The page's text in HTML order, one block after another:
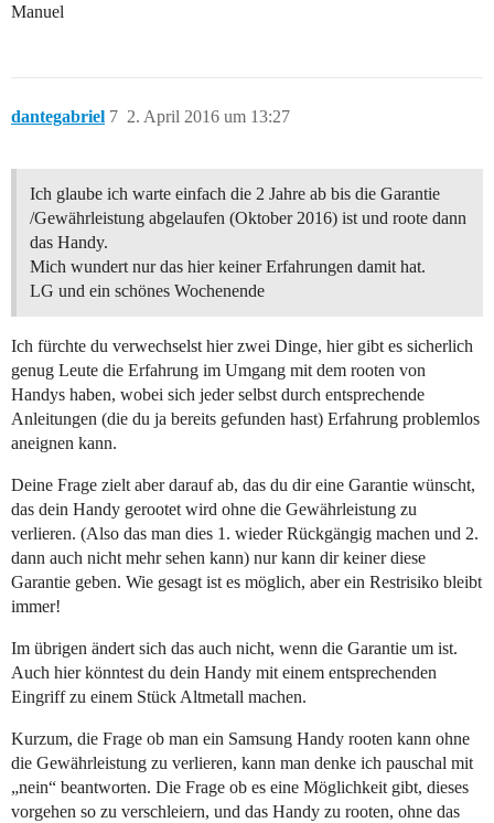
Manuel
dantegabriel 2. April 2016 um 13:27
7
Ich glaube ich warte einfach die 2 Jahre ab bis die Garantie
/Gewährleistung abgelaufen (Oktober 2016) ist und roote dann
das Handy.
Mich wundert nur das hier keiner Erfahrungen damit hat.
LG und ein schönes Wochenende
Ich fürchte du verwechselst hier zwei Dinge, hier gibt es sicherlich
genug Leute die Erfahrung im Umgang mit dem rooten von
Handys haben, wobei sich jeder selbst durch entsprechende
Anleitungen (die du ja bereits gefunden hast) Erfahrung problemlos
aneignen kann.
Deine Frage zielt aber darauf ab, das du dir eine Garantie wünscht,
das dein Handy gerootet wird ohne die Gewährleistung zu
verlieren. (Also das man dies 1. wieder Rückgängig machen und 2.
dann auch nicht mehr sehen kann) nur kann dir keiner diese
Garantie geben. Wie gesagt ist es möglich, aber ein Restrisiko bleibt
immer!
Im übrigen ändert sich das auch nicht, wenn die Garantie um ist.
Auch hier könntest du dein Handy mit einem entsprechenden
Eingriff zu einem Stück Altmetall machen.
Kurzum, die Frage ob man ein Samsung Handy rooten kann ohne
die Gewährleistung zu verlieren, kann man denke ich pauschal mit
„nein“ beantworten. Die Frage ob es eine Möglichkeit gibt, dieses
vorgehen so zu verschleiern, und das Handy zu rooten, ohne das